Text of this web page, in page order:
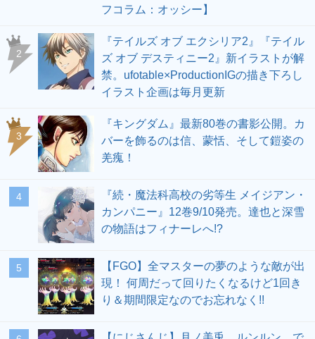
フコラム：オッシー】
2
『テイルズ オブ エクシリア2』『テイル
ズ オブ デスティニー2』新イラストが解
禁。ufotable×ProductionIGの描き下ろし
イラスト企画は毎月更新
3
『キングダム』最新80巻の書影公開。カ
バーを飾るのは信、蒙恬、そして鎧姿の
羌瘣！
4
『続・魔法科高校の劣等生 メイジアン・
カンパニー』12巻9/10発売。達也と深雪
の物語はフィナーレへ!?
5
【FGO】全マスターの夢のような敵が出
現！ 何周だって回りたくなるけど1回き
り＆期間限定なのでお忘れなく!!